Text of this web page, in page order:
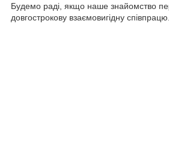
Будемо раді, якщо наше знайомство
довгострокову взаємовигідну співпрацю.